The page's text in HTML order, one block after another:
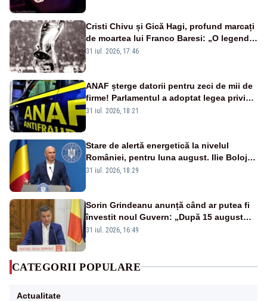
Cristi Chivu și Gică Hagi, profund marcați
de moartea lui Franco Baresi: „O legendă
a fotbalului mondial”
31 iul. 2026, 17:46
ANAF șterge datorii pentru zeci de mii de
firme! Parlamentul a adoptat legea privind
amnistia fiscală
31 iul. 2026, 18:21
Stare de alertă energetică la nivelul
României, pentru luna august. Ilie Bolojan
a anunțat importuri și posibile restricții –
31 iul. 2026, 18:29
Sorin Grindeanu anunță când ar putea fi
învestit noul Guvern: „După 15 august
sunt șanse mai mari”
31 iul. 2026, 16:49
CATEGORII POPULARE
Actualitate